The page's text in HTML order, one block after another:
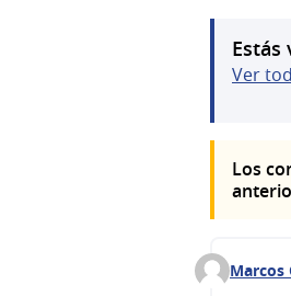
Ver
Los
Marcos